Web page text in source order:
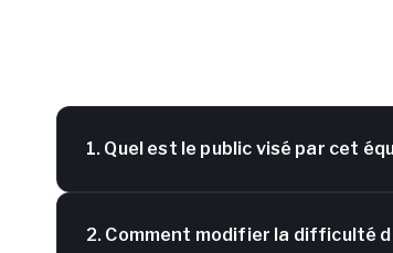
1. Quel est le public visé par cet
2. Comment modifier la difficulté